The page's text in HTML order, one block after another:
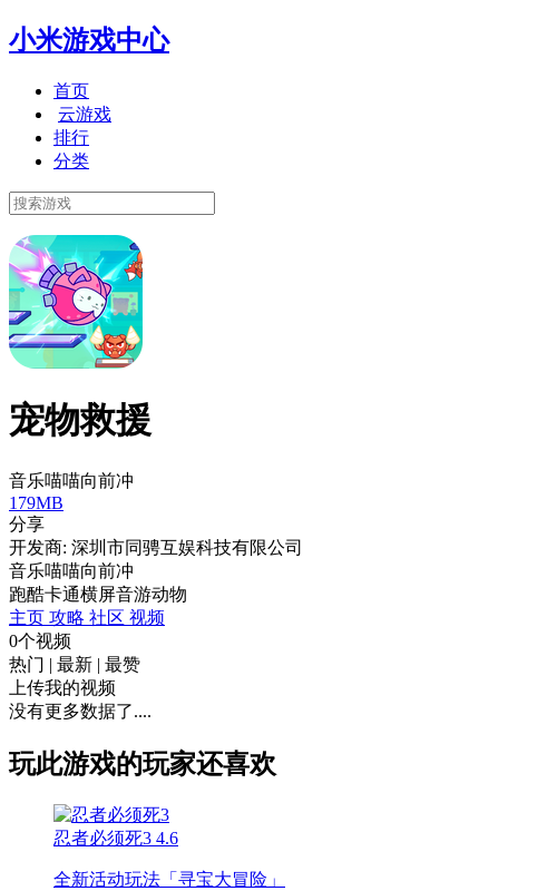
小米游戏中心
首页
云游戏
排行
分类
宠物救援
音乐喵喵向前冲
179MB
分享
开发商: 深圳市同骋互娱科技有限公司
音乐喵喵向前冲
跑酷卡通横屏音游动物
主页 攻略 社区 视频
0个视频
热门 | 最新 | 最赞
上传我的视频
没有更多数据了....
玩此游戏的玩家还喜欢
忍者必须死3 4.6
全新活动玩法「寻宝大冒险」